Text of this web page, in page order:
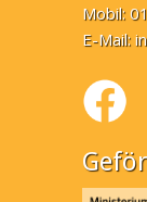
Mobil:
E-Mail: